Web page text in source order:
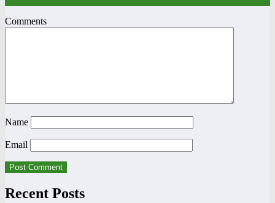
Comments
Name
Email
Recent Posts